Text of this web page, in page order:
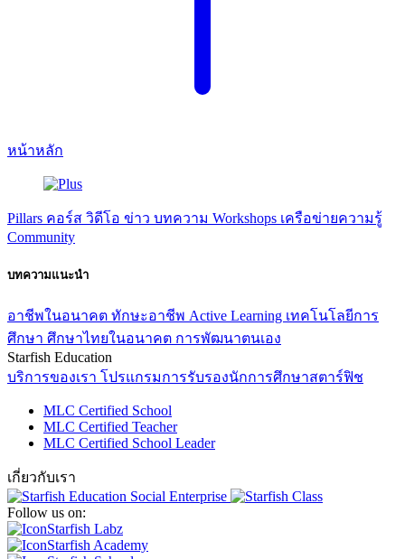
หน้าหลัก
Pillars คอร์ส วิดีโอ ข่าว บทความ Workshops เครือข่ายความรู้
Community
บทความแนะนำ
อาชีพในอนาคต ทักษะอาชีพ Active Learning เทคโนโลยีการ
ศึกษา ศึกษาไทยในอนาคต การพัฒนาตนเอง
Starfish Education
บริการของเรา โปรแกรมการรับรองนักการศึกษาสตาร์ฟิช
MLC Certified School
MLC Certified Teacher
MLC Certified School Leader
เกี่ยวกับเรา
Follow us on:
Starfish Labz
Starfish Academy